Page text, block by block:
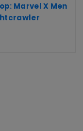
Marvel X Men